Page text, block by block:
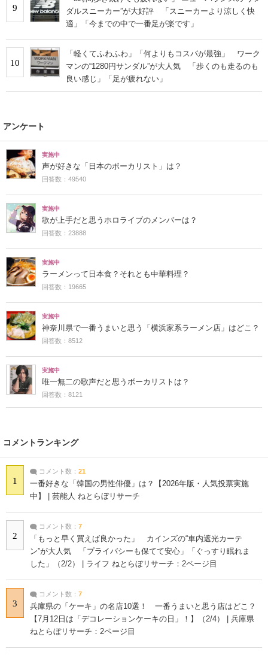
9
ダルスニーカー”が大好評 「スニーカーより涼しく快
適」「今までの中で一番足が楽です」
10
「軽くてふわふわ」「何よりもコスパが最強」 ワーク
マンの“1280円サンダル”が大人気 「歩くのも走るのも
良い感じ」「足が疲れない」
アンケート
実施中
声が好きな「日本のボーカリスト」は？
回答数：49540
実施中
歌が上手だと思うホロライブのメンバーは？
回答数：23888
実施中
ラーメンって日本食？それとも中華料理？
回答数：19665
実施中
神奈川県で一番うまいと思う「横浜家系ラーメン店」はどこ？
回答数：8512
実施中
唯一無二の歌声だと思うボーカリストは？
回答数：8121
コメントランキング
1
コメント数： 21
一番好きな「韓国の男性俳優」は？【2026年版・人気投票実施
中】 | 芸能人 ねとらぼリサーチ
2
コメント数： 7
「もっと早く買えば良かった」 カインズの“車内遮光カーテ
ン”が大人気 「プライバシーも保てて安心」「ぐっすり眠れま
した」（2/2） | ライフ ねとらぼリサーチ：2ページ目
3
コメント数： 7
兵庫県の「ケーキ」の名店10選！ 一番うまいと思う店はどこ？
【7月12日は「デコレーションケーキの日」！】（2/4） | 兵庫県
ねとらぼリサーチ：2ページ目